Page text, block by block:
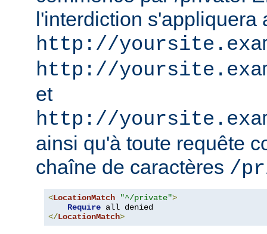
l'interdiction s'appliquera
http://
http://
et
http://
ainsi qu'à toute requête
chaîne de caractères /
<LocationMatch "^/private">
Require
</LocationMatch>